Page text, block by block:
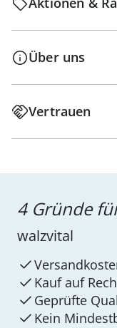
Über uns
Vertrauen
4 Gründe
walzvital
Kauf auf
Geprüfte
Kein